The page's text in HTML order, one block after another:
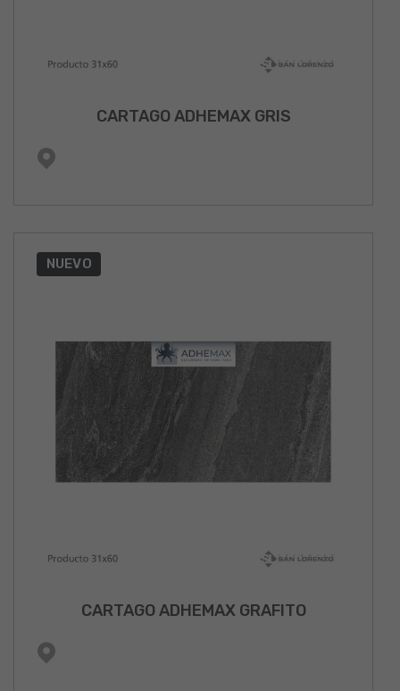
CARTAGO ADHEMAX GRIS
NUEVO
CARTAGO ADHEMAX GRAFITO